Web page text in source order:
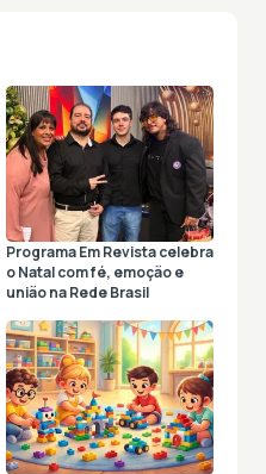
Programa Em Revista celebra
o Natal com fé, emoção e
união na Rede Brasil